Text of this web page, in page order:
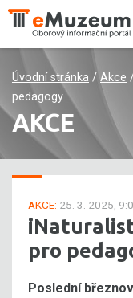
Úvodní stránka / Akce
pedagogy
AKCE
AKCE: 25. 3. 2025,
pro
Poslední